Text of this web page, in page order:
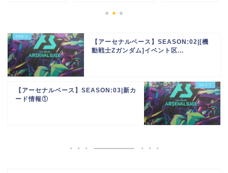
【アーセナルベース】SEASON:02|[機
動戦士Zガンダム]イベント区...
【アーセナルベース】SEASON:03|新カ
ード情報①